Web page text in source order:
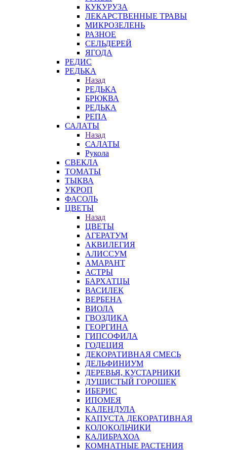
КУКУРУЗА
ЛЕКАРСТВЕННЫЕ ТРАВЫ
МИКРОЗЕЛЕНЬ
РАЗНОЕ
СЕЛЬДЕРЕЙ
ЯГОДА
РЕДИС
РЕДЬКА
Назад
РЕДЬКА
БРЮКВА
РЕДЬКА
РЕПА
САЛАТЫ
Назад
САЛАТЫ
Рукола
СВЕКЛА
ТОМАТЫ
ТЫКВА
УКРОП
ФАСОЛЬ
ЦВЕТЫ
Назад
ЦВЕТЫ
АГЕРАТУМ
АКВИЛЕГИЯ
АЛИССУМ
АМАРАНТ
АСТРЫ
БАРХАТЦЫ
ВАСИЛЕК
ВЕРБЕНА
ВИОЛА
ГВОЗДИКА
ГЕОРГИНА
ГИПСОФИЛА
ГОДЕЦИЯ
ДЕКОРАТИВНАЯ СМЕСЬ
ДЕЛЬФИНИУМ
ДЕРЕВЬЯ, КУСТАРНИКИ
ДУШИСТЫЙ ГОРОШЕК
ИБЕРИС
ИПОМЕЯ
КАЛЕНДУЛА
КАПУСТА ДЕКОРАТИВНАЯ
КОЛОКОЛЬЧИКИ
КАЛИБРАХОА
КОМНАТНЫЕ РАСТЕНИЯ